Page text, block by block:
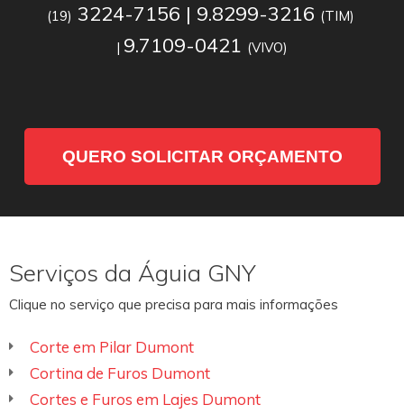
(19) 3224-7156 | 9.8299-3216 (TIM)
| 9.7109-0421 (VIVO)
QUERO SOLICITAR ORÇAMENTO
Serviços da Águia GNY
Clique no serviço que precisa para mais informações
Corte em Pilar Dumont
Cortina de Furos Dumont
Cortes e Furos em Lajes Dumont